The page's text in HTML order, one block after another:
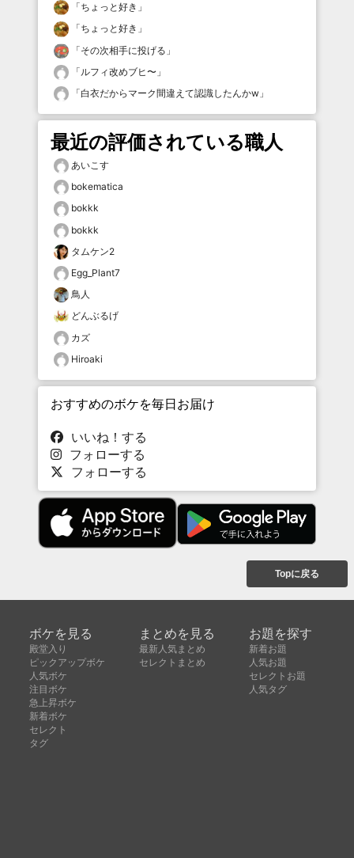
「ちょっと好き 」
「ちょっと好き 」
「その次相手に投げる 」
「 ルフィ改めブヒ〜 」
「白衣だからマーク間違えて認識したんかw 」
最近の評価されている職人
あいこす
bokematica
bokkk
bokkk
タムケン2
Egg_Plant7
鳥人
どんぶるげ
カズ
Hiroaki
おすすめのボケを毎日お届け
いいね！する
フォローする
フォローする
Topに戻る
ボケを見る
殿堂入り
ピックアップボケ
人気ボケ
注目ボケ
急上昇ボケ
新着ボケ
セレクト
タグ
まとめを見る
最新人気まとめ
セレクトまとめ
お題を探す
新着お題
人気お題
セレクトお題
人気タグ